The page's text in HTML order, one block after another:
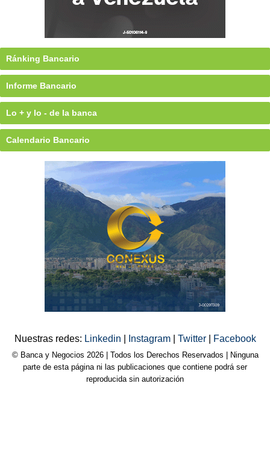
Ránking Bancario
Informe Bancario
Lo + y lo - de la banca
Calendario Bancario
Nuestras redes: Linkedin Instagram Twitter Facebook
© Banca y Negocios 2026 | Todos los Derechos Reservados | Ninguna
parte de esta página ni las publicaciones que contiene podrá ser
reproducida sin autorización